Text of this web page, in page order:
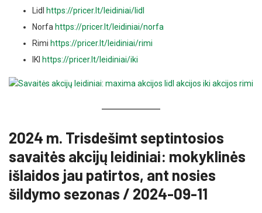
Lidl
https://pricer.lt/leidiniai/lidl
Norfa https://pricer.lt/leidiniai/norfa
Rimi https://pricer.lt/leidiniai/rimi
IKI https://pricer.lt/leidiniai/iki
2024 m. Trisdešimt septintosios
savaitės akcijų leidiniai: mokyklinės
išlaidos jau patirtos, ant nosies
šildymo sezonas / 2024-09-11